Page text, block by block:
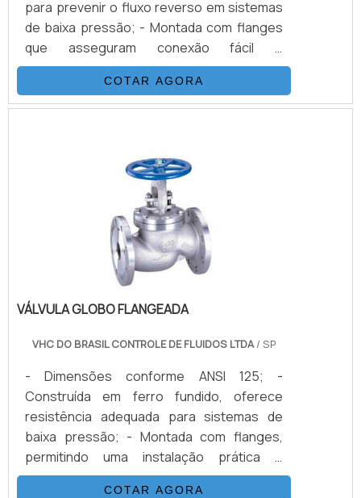
parceiros.
para prevenir o fluxo reverso em sistemas
de baixa pressão; - Montada com flanges
que asseguram conexão fácil e
manutenção simplificada.
COTAR AGORA
VÁLVULA GLOBO FLANGEADA
VHC DO BRASIL CONTROLE DE FLUIDOS LTDA/ SP
- Dimensões conforme ANSI 125; -
Construída em ferro fundido, oferece
resistência adequada para sistemas de
baixa pressão; - Montada com flanges,
permitindo uma instalação prática e
conexões seguras.
COTAR AGORA